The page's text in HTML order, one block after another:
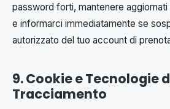
password forti, mantenere
e informarci immediatamente se
autorizzato del tuo account di
9. Cookie e Tecnologie
Tracciamento